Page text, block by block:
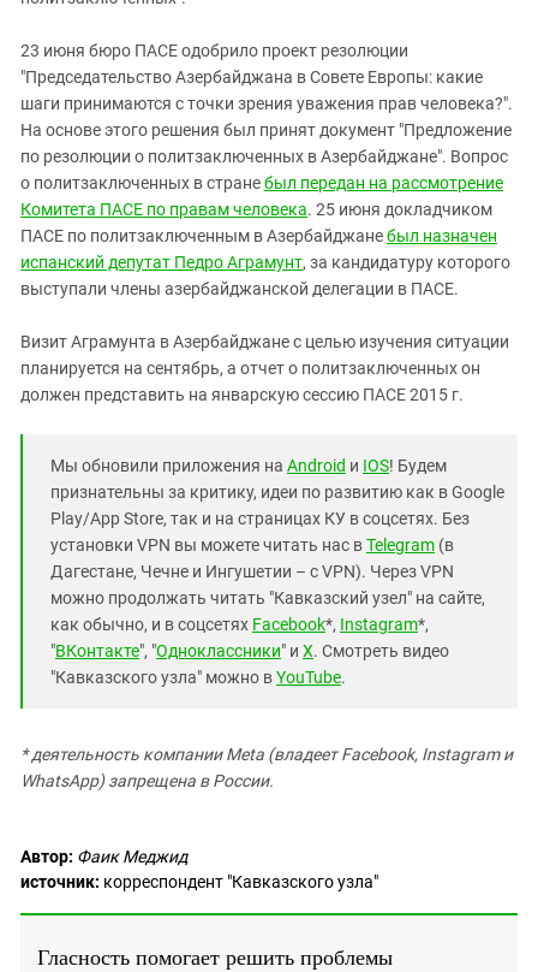
23 июня бюро ПАСЕ одобрило проект резолюции
"Председательство Азербайджана в Совете Европы: какие
шаги принимаются с точки зрения уважения прав человека?".
На основе этого решения был принят документ "Предложение
по резолюции о политзаключенных в Азербайджане". Вопрос
о политзаключенных в странебыл передан на рассмотрение
Комитета ПАСЕ по правам человека. 25 июня докладчиком
ПАСЕ по политзаключенным в Азербайджанебыл назначен
испанский депутат Педро Аграмунт, за кандидатуру которого
выступали члены азербайджанской делегации в ПАСЕ.
Визит Аграмунта в Азербайджане с целью изучения ситуации
планируется на сентябрь, а отчет о политзаключенных он
должен представить на январскую сессию ПАСЕ 2015 г.
Мы обновили приложения на Android и IOS! Будем
признательны за критику, идеи по развитию как в Google
Play/App Store, так и на страницах КУ в соцсетях. Без
установки VPN вы можете читать нас вTelegram (в
Дагестане, Чечне и Ингушетии – с VPN). Через VPN
можно продолжать читать "Кавказский узел" на сайте,
как обычно, и в соцсетях Facebook*, Instagram*,
"ВКонтакте", "Одноклассники" и X. Смотреть видео
"Кавказского узла" можно вYouTube.
* деятельность компании Meta (владеет Facebook, Instagram и
WhatsApp) запрещена в России.
Автор: Фаик Меджид
источник: корреспондент "Кавказского узла"
Гласность помогает решить проблемы